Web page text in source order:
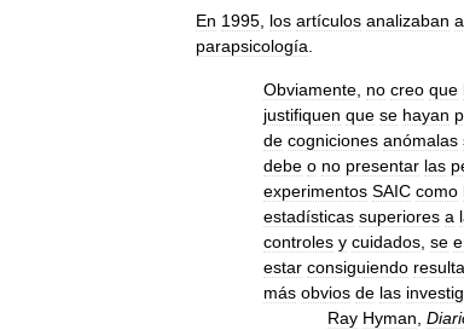
En 1995, los artículos analizaban
parapsicología.
Obviamente, no creo que
justifiquen que se hayan
de cogniciones anómalas
debe o no presentar las
experimentos SAIC como
estadísticas superiores a
controles y cuidados, se
estar consiguiendo
más obvios de las
Ray Hyman,